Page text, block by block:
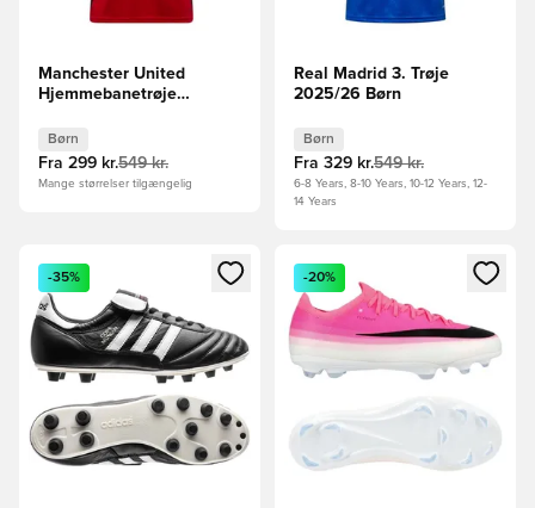
Manchester United
Hjemmebanetrøje
Børn
Fra 299 kr.549 kr.
Mange størrelser tilgængelig
Real Madrid 3. Trøje
2025/26 Børn
Børn
Fra 329 kr.549 kr.
6-8 Years, 8-10 Years, 10-12 Years, 12-
14 Years
Åbner en Modal til at logge ind eller tilmelde dig som
-35%
Åbner en Modal til at logge
-20%